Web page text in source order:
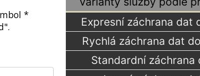
*
Expresní záchrana dat
Rychlá záchrana dat
Standardní záchrana